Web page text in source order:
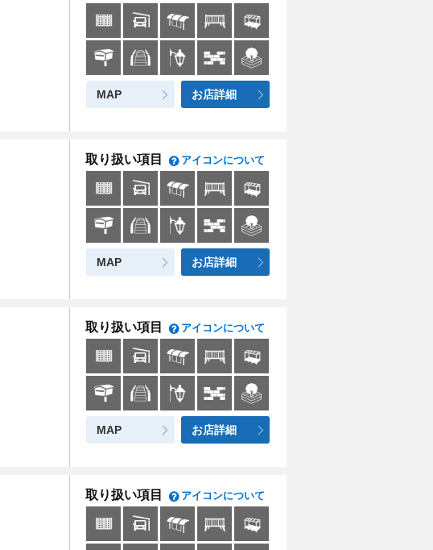
MAP お店詳細
取り扱い項目 アイコンについて
MAP お店詳細
取り扱い項目 アイコンについて
MAP お店詳細
取り扱い項目 アイコンについて